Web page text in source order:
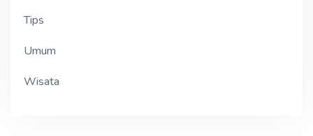
Tips
Umum
Wisata